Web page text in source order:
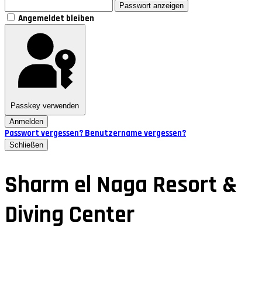
Passwort anzeigen
Angemeldet bleiben
Passkey verwenden
Anmelden
Passwort vergessen? Benutzername vergessen?
Schließen
Sharm el Naga Resort &
Diving Center